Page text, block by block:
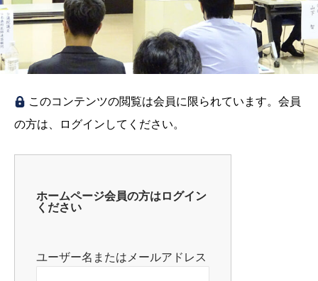
このコンテンツの閲覧は会員に限られています。会員
の方は、ログインしてください。
ホームページ会員の方はログイン
ください
ユーザー名またはメールアドレス